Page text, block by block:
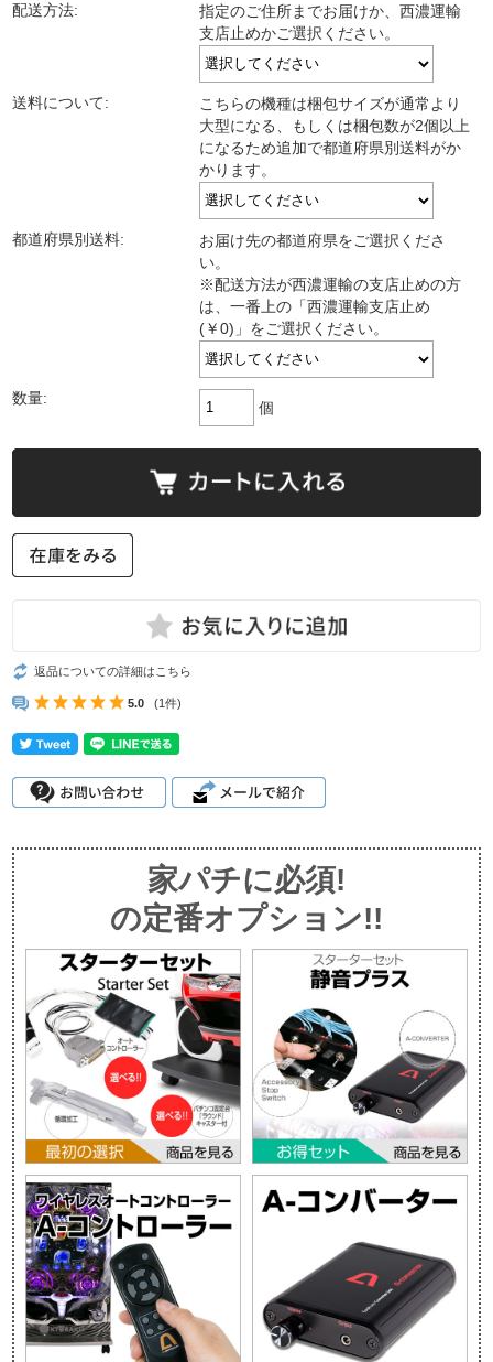
配送方法:
指定のご住所までお届けか、西濃運輸
支店止めかご選択ください。
送料について:
こちらの機種は梱包サイズが通常より
大型になる、もしくは梱包数が2個以上
になるため追加で都道府県別送料がか
かります。
都道府県別送料:
お届け先の都道府県をご選択くださ
い。
※配送方法が西濃運輸の支店止めの方
は、一番上の「西濃運輸支店止め
(￥0)」をご選択ください。
数量:
個
返品についての詳細はこちら
5.0 (1件)
家パチに必須!
の定番オプション!!